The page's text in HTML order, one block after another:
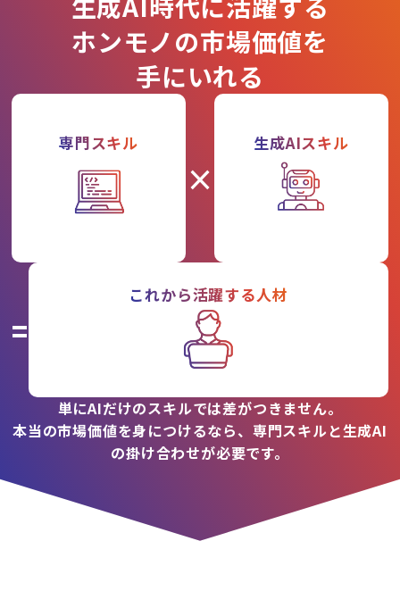
ホンモノの市場価値を
手にいれる
専門スキル
×
生成AIスキル
=
これから活躍する人材
単にAIだけのスキルでは差がつきません。
本当の市場価値を身につけるなら、専門スキルと生成AI
の掛け合わせが必要です。